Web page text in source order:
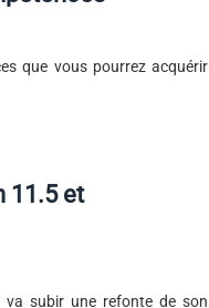
que vous pourrez acquérir
11.5 et
va subir une refonte de son